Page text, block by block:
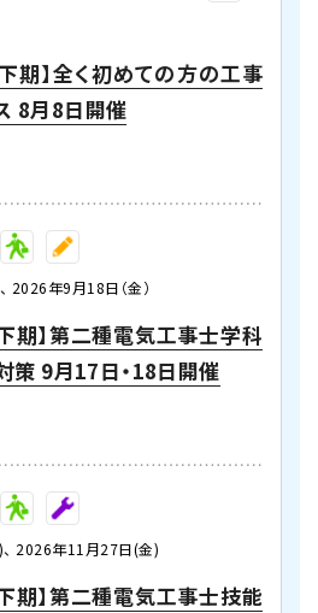
期】全く初めての方の工事
8月8日開催
2026年9月18日（金）
期】第二種電気工事士学科
策 9月17日・18日開催
2026年11月27日(金)
期】第二種電気工事士技能